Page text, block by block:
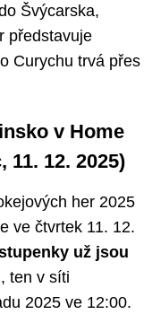
Švýcarska,
představuje
Curychu trvá přes
v Home
11. 12. 2025)
her 2025
ve čtvrtek 11. 12.
už jsou
, ten v síti
2025 ve 12:00.